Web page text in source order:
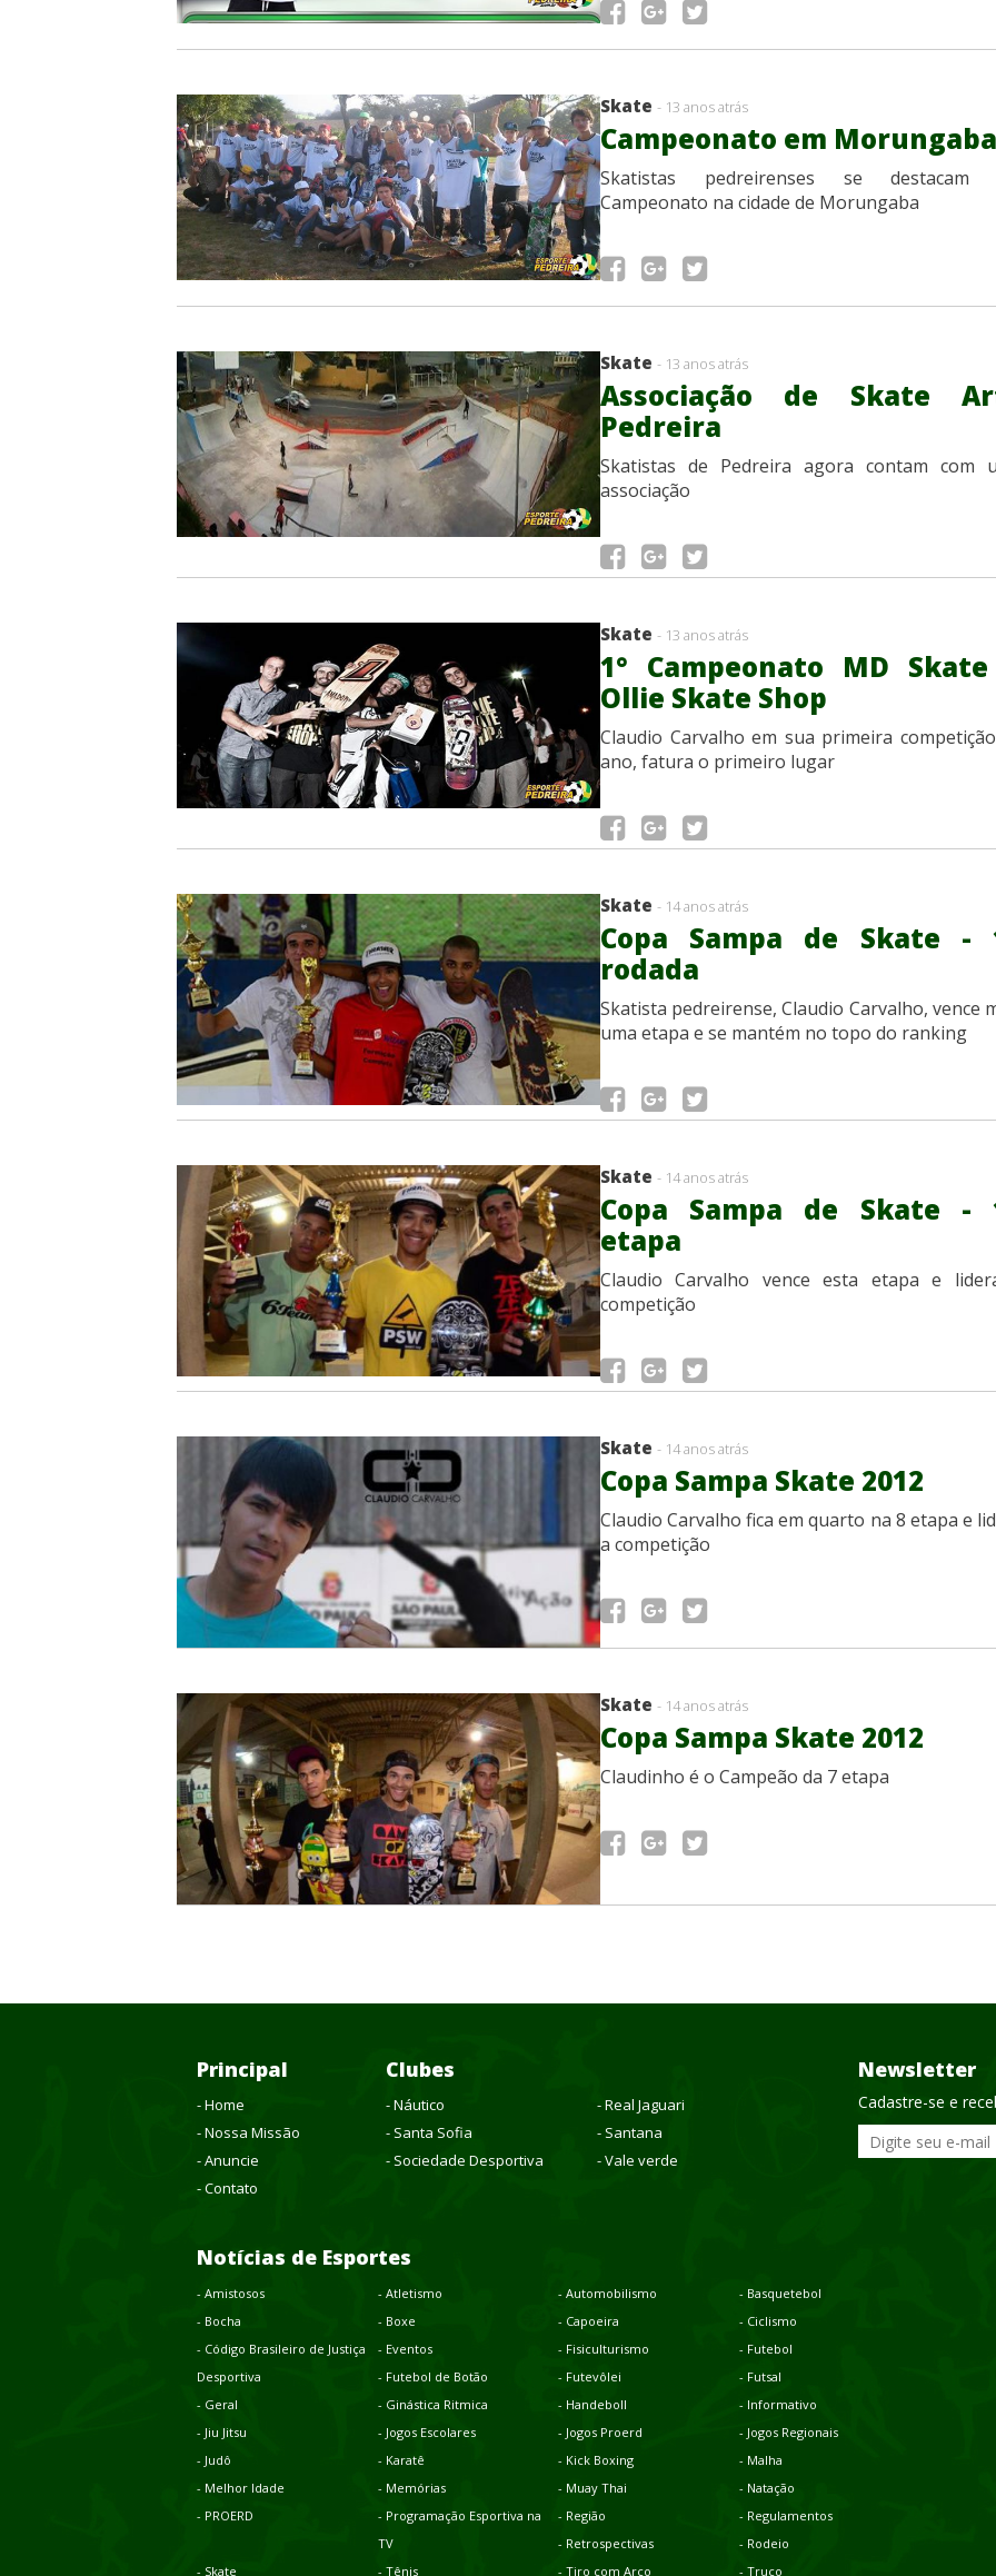
Skate - 13 anos atrás
Campeonato em Morungaba
Skatistas pedreirenses se destacam
Campeonato na cidade de Morungaba
Skate - 13 anos atrás
Associação de Skate
Pedreira
Skatistas de Pedreira agora contam com
associação
Skate - 13 anos atrás
1° Campeonato MD
Ollie Skate Shop
Claudio Carvalho em sua primeira
ano, fatura o primeiro lugar
Skate - 14 anos atrás
Copa Sampa de Skate -
rodada
Skatista pedreirense, Claudio Carvalho, vence
uma etapa e se mantém no topo do ranking
Skate - 14 anos atrás
Copa Sampa de Skate -
etapa
Claudio Carvalho vence esta etapa e
competição
Skate - 14 anos atrás
Copa Sampa Skate 2012
Claudio Carvalho fica em quarto na 8 etapa e
a competição
Skate - 14 anos atrás
Copa Sampa Skate 2012
Claudinho é o Campeão da 7 etapa
Principal
- Home
- Nossa Missão
- Anuncie
- Contato
Clubes
- Náutico
- Real Jaguari
- Santa Sofia
- Santana
- Sociedade Desportiva
- Vale verde
Newsletter
Cadastre-se e
Notícias de Esportes
- Amistosos - Atletismo - Automobilismo
- Basquetebol
- Bocha
- Boxe - Capoeira
- Ciclismo
- Código Brasileiro de Justiça
Desportiva
- Eventos - Fisiculturismo
- Futebol
- Futebol de Botão
- Futevôlei
- Futsal
- Geral
- Ginástica Ritmica - Handeboll
- Informativo
- Jiu Jitsu
- Jogos Escolares - Jogos Proerd
- Jogos Regionais
- Judô
- Karatê - Kick Boxing
- Malha
- Melhor Idade
- Memórias - Muay Thai
- Natação
- PROERD
- Programação Esportiva na
TV
- Região
- Regulamentos
- Retrospectivas
- Rodeio
- Skate
- Tênis - Tiro com Arco - Truco